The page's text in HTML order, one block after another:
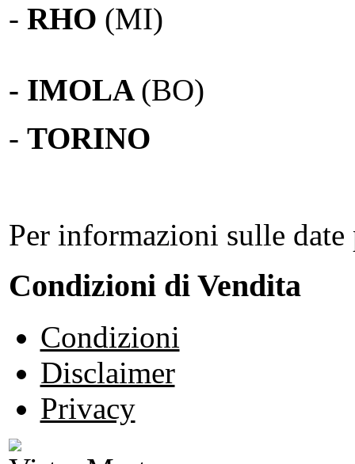
- RHO (MI)
- IMOLA (BO)
- TORINO
Per informazioni sulle
Condizioni di Vendita
Condizioni
Disclaimer
Privacy